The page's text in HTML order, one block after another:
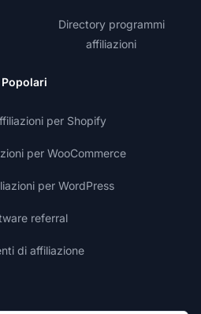
Directory programmi
affiliazioni
Popolari
per Shopify
per WooCommerce
per WordPress
referral
di affiliazione